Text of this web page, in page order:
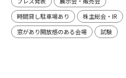
時間貸し駐車場あり
株主総会・IR
窓があり開放感のある会場
試験